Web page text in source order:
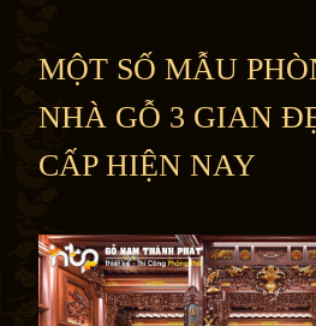
MỘT SỐ MẪU
NHÀ GỖ 3 GIAN
CẤP HIỆN NAY